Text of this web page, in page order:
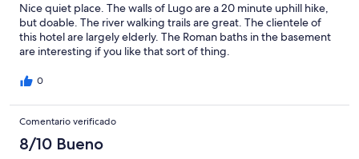
Nice quiet place. The walls of Lugo are a 20 minute uphill hike,
but doable. The river walking trails are great. The clientele of
this hotel are largely elderly. The Roman baths in the basement
are interesting if you like that sort of thing.
0
Comentario verificado
8/10 Bueno